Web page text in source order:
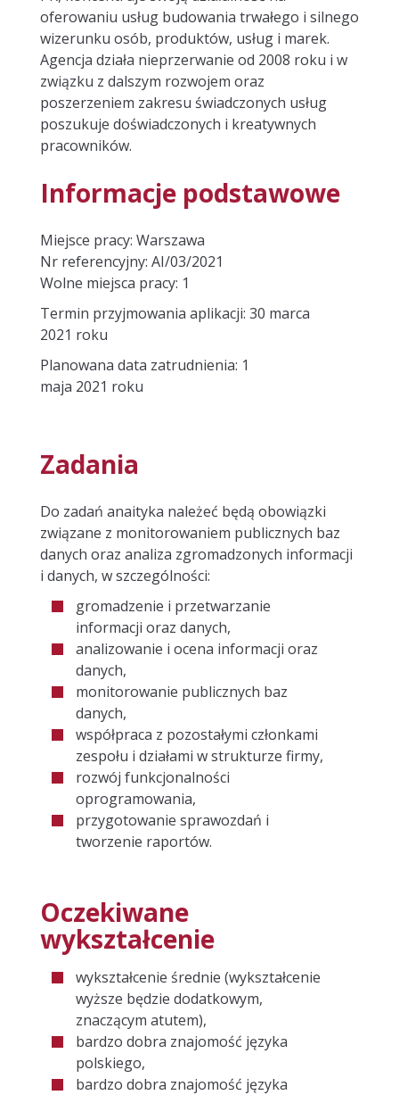
PRZEPISY
OPINIE
PR a human relations
EMPLOYER RANDING
PERSONAL BRANDING
KOMUNIKACJA
KOMUNIKACJA WEWNĘTRZNA
WIZERUNEK POLITYCZNY
DORADZTWO KRYZYSOWE
KONFERENCJE I WYDARZENIA
MONITORING
LEKARZY
POLITYKÓW
SZKOLENIA
SZKOLENIE PR
WYSTĄPIENIA PUBLICZNE
EFEKTYWNY MONITORING INFORMACJI
IDENTYFIKOWANIE, PRZETWARZANIE I
UDOSTĘPNIANIE INFORMACJI KRYZYSOGENNYCH
NARZĘDZIA KOMUNIKACJI
KOMUNIKACJI
STRONY WWW
PROJEKTOWANIE
OPTYMALIZACJA
POZYCJONOWANIE
oferowaniu usług budowania trwałego i silnego
wizerunku osób, produktów, usług i marek.
Agencja działa nieprzerwanie od 2008 roku i w
związku z dalszym rozwojem oraz
poszerzeniem zakresu świadczonych usług
poszukuje doświadczonych i kreatywnych
pracowników.
Informacje podstawowe
Miejsce pracy: Warszawa
Nr referencyjny: AI/03/2021
Wolne miejsca pracy: 1
Termin przyjmowania aplikacji: 30 marca
2021 roku
Planowana data zatrudnienia: 1
maja 2021 roku
Zadania
Do zadań anaityka należeć będą obowiązki
związane z monitorowaniem publicznych baz
danych oraz analiza zgromadzonych informacji
i danych, w szczególności:
gromadzenie i przetwarzanie
informacji oraz danych,
analizowanie i ocena informacji oraz
danych,
monitorowanie publicznych baz
danych,
współpraca z pozostałymi członkami
zespołu i działami w strukturze firmy,
rozwój funkcjonalności
oprogramowania,
przygotowanie sprawozdań i
tworzenie raportów.
Oczekiwane
wykształcenie
wykształcenie średnie (wykształcenie
wyższe będzie dodatkowym,
znaczącym atutem),
bardzo dobra znajomość języka
polskiego,
bardzo dobra znajomość języka